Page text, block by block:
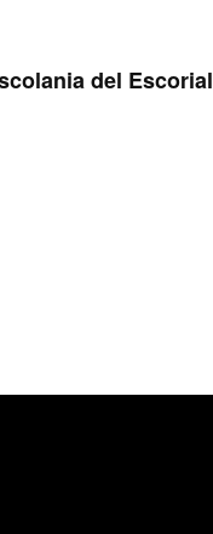
del Escorial